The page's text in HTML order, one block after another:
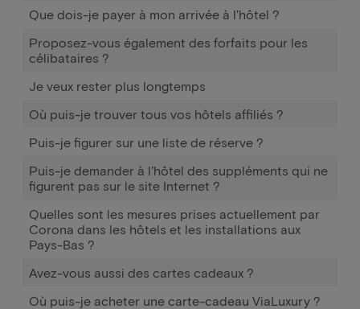
Que dois-je payer à mon arrivée à l'hôtel ?
Proposez-vous également des forfaits pour les
célibataires ?
Je veux rester plus longtemps
Où puis-je trouver tous vos hôtels affiliés ?
Puis-je figurer sur une liste de réserve ?
Puis-je demander à l'hôtel des suppléments qui ne
figurent pas sur le site Internet ?
Quelles sont les mesures prises actuellement par
Corona dans les hôtels et les installations aux
Pays-Bas ?
Avez-vous aussi des cartes cadeaux ?
Où puis-je acheter une carte-cadeau ViaLuxury ?